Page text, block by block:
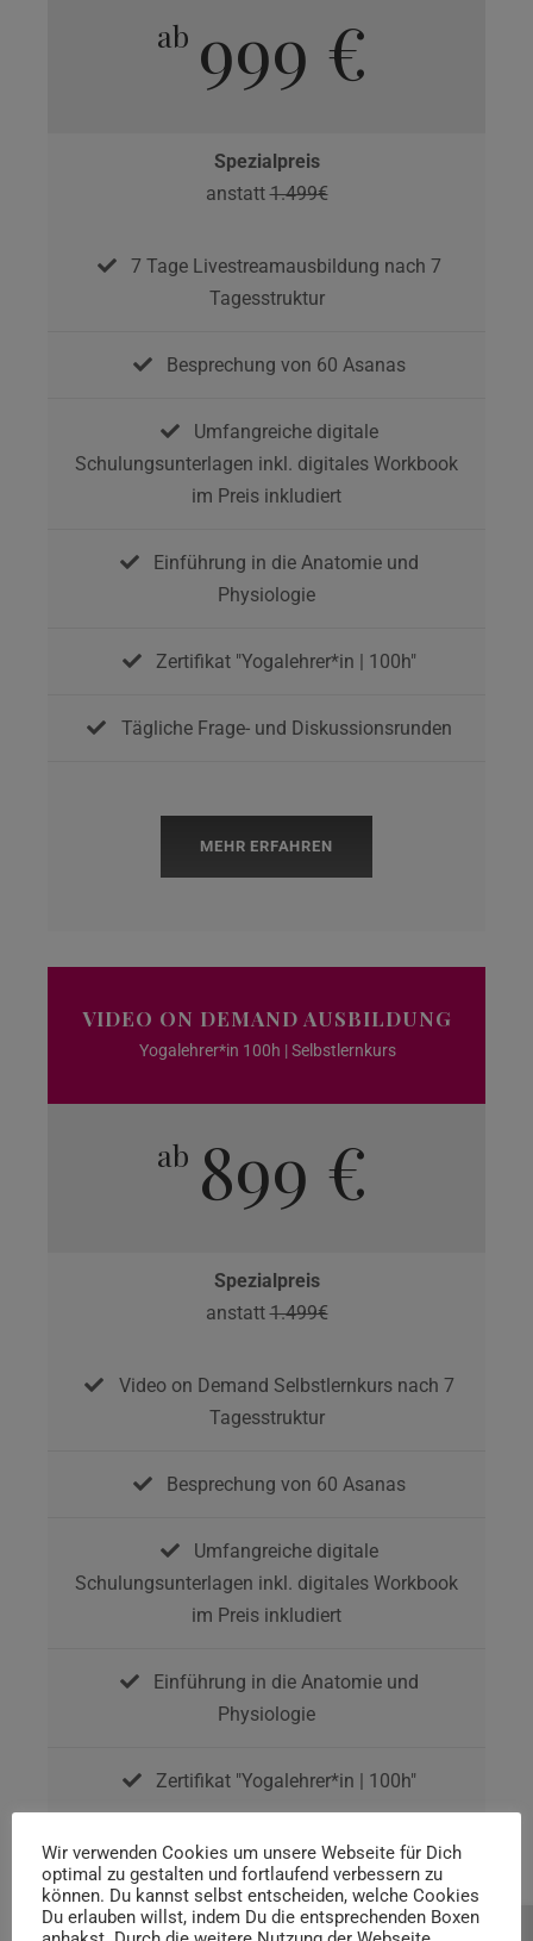
ab 999 €
Spezialpreis
anstatt1.499€
7 Tage Livestreamausbildung nach 7
Tagesstruktur
Besprechung von 60 Asanas
Umfangreiche digitale
Schulungsunterlagen inkl. digitales Workbook
im Preis inkludiert
Einführung in die Anatomie und
Physiologie
Zertifikat "Yogalehrer*in | 100h"
Tägliche Frage- und Diskussionsrunden
MEHR ERFAHREN
VIDEO ON DEMAND AUSBILDUNG
Yogalehrer*in 100h | Selbstlernkurs
ab 899 €
Spezialpreis
anstatt1.499€
Video on Demand Selbstlernkurs nach 7
Tagesstruktur
Besprechung von 60 Asanas
Umfangreiche digitale
Schulungsunterlagen inkl. digitales Workbook
im Preis inkludiert
Einführung in die Anatomie und
Physiologie
Zertifikat "Yogalehrer*in | 100h"
Fragen per E-Mail möglich
Wir verwenden Cookies um unsere Webseite für Dich
optimal zu gestalten und fortlaufend verbessern zu
können. Du kannst selbst entscheiden, welche Cookies
Du erlauben willst, indem Du die entsprechenden Boxen